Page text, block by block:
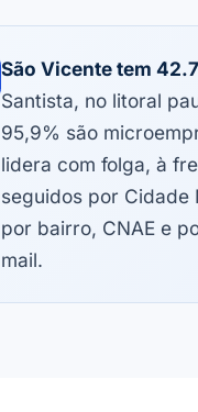
São Vicente tem
Santista, no litoral
95,9% são
lidera com folga, à
seguidos por Cidade
por bairro, CNAE e
mail.